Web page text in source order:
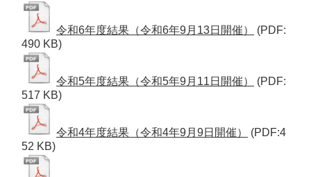
令和6年度結果（令和6年9月13日開催）
(PDF:
490 KB)
令和5年度結果（令和5年9月11日開催）
(PDF:
517 KB)
令和4年度結果（令和4年9月9日開催）
(PDF:4
52 KB)